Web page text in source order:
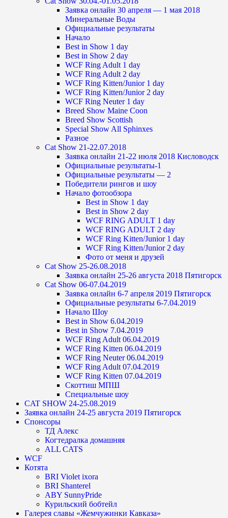
Заявка онлайн 30 апреля — 1 мая 2018
Минеральные Воды
Официальные результаты
Начало
Best in Show 1 day
Best in Show 2 day
WCF Ring Adult 1 day
WCF Ring Adult 2 day
WCF Ring Kitten/Junior 1 day
WCF Ring Kitten/Junior 2 day
WCF Ring Neuter 1 day
Breed Show Maine Coon
Breed Show Scottish
Special Show All Sphinxes
Разное
Cat Show 21-22.07.2018
Заявка онлайн 21-22 июля 2018 Кисловодск
Официальные результаты-1
Официальные результаты — 2
Победители рингов и шоу
Начало фотообзора
Best in Show 1 day
Best in Show 2 day
WCF RING ADULT 1 day
WCF RING ADULT 2 day
WCF Ring Kitten/Junior 1 day
WCF Ring Kitten/Junior 2 day
Фото от меня и друзей
Cat Show 25-26.08.2018
Заявка онлайн 25-26 августа 2018 Пятигорск
Cat Show 06-07.04.2019
Заявка онлайн 6-7 апреля 2019 Пятигорск
Официальные результаты 6-7.04.2019
Начало Шоу
Best in Show 6.04.2019
Best in Show 7.04.2019
WCF Ring Adult 06.04.2019
WCF Ring Kitten 06.04.2019
WCF Ring Neuter 06.04.2019
WCF Ring Adult 07.04.2019
WCF Ring Kitten 07.04.2019
Скоттиш МПШ
Специальные шоу
CAT SHOW 24-25.08.2019
Заявка онлайн 24-25 августа 2019 Пятигорск
Спонсоры
ТД Алекс
Когтедралка домашняя
ALL CATS
WCF
Котята
BRI Violet ixora
BRI Shanterel
ABY SunnyPride
Курильский бобтейл
Галерея славы «Жемчужинки Кавказа»